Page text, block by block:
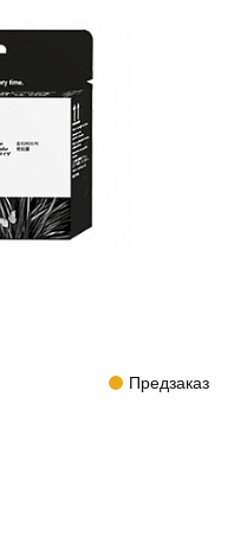
Предзаказ